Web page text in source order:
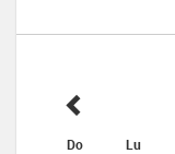
Do Lu